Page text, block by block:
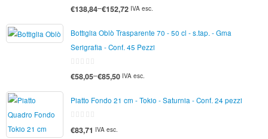
0
di
€138,84–€152,72 IVA esc.
Bottiglia Oblò Trasparente 70 - 50 cl - s.tap. - Gma
Serigrafia - Conf. 45 Pezzi
0
di
€58,05–€85,50 IVA esc.
Piatto Fondo 21 cm - Tokio - Saturnia - Conf. 24 pezzi
di
€83,71 IVA esc.